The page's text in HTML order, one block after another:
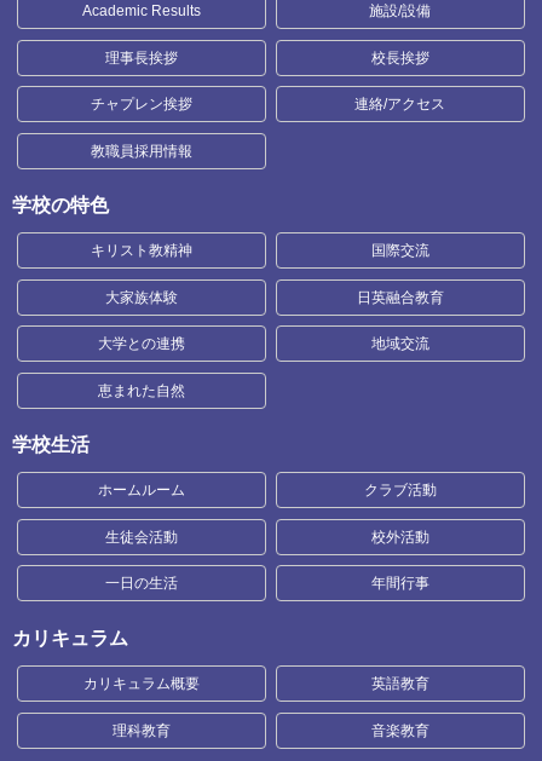
Academic Results 施設/設備
理事長挨拶 校長挨拶
チャプレン挨拶 連絡/アクセス
教職員採用情報
学校の特色
キリスト教精神 国際交流
大家族体験 日英融合教育
大学との連携 地域交流
恵まれた自然
学校生活
ホームルーム クラブ活動
生徒会活動 校外活動
一日の生活 年間行事
カリキュラム
カリキュラム概要 英語教育
理科教育 音楽教育